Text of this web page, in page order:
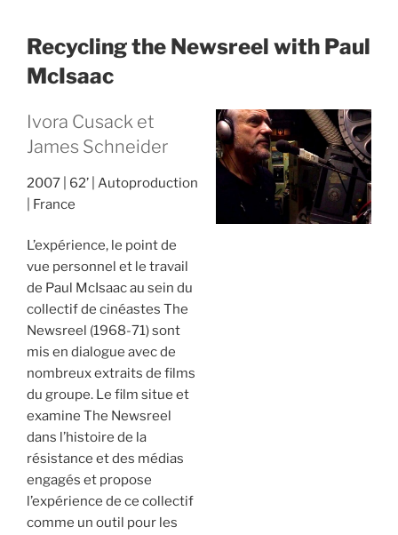
Recycling the Newsreel with Paul
McIsaac
Ivora Cusack et
James Schneider
2007 62’
Autoproduction
France
L’expérience, le point de
vue personnel et le travail
de Paul McIsaac au sein du
collectif de cinéastes The
Newsreel (1968-71) sont
mis en dialogue avec de
nombreux extraits de films
du groupe. Le film situe et
examine The Newsreel
dans l’histoire de la
résistance et des médias
engagés et propose
l’expérience de ce collectif
comme un outil pour les